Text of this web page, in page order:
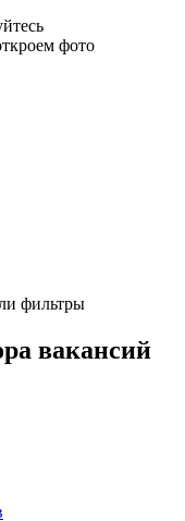
фото
фильтры
вакансий